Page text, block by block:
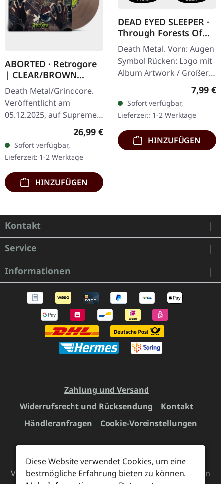
ABORTED · Retrogore
| CLEAR/BROWN
MARBLED LP
Death Metal/Grindcore.
Veröffentlicht am
05.12.2025, auf Supreme
Clear/Braun "Zombified
Cream" marmoriertes
Vinyl. Limitiert auf 200…
Regulärer Preis:
26,99 €
Sofort verfügbar,
Lieferzeit: 1-2 Werktage
HINZUFÜGEN
DEAD EYED SLEEPER ·
Through Forests Of
Nonentities Bug TS |
T-SHIRT L
Death Metal. Vorn: Augen
Symbol Rücken: Logo mit
Album Artwork / Großer
stilisierter Käfer 100%
Baumwolle, Fruit Of The
Loom Heavy Cotton
7,99 €
Sofort verfügbar,
Lieferzeit: 1-2 Werktage
HINZUFÜGEN
Kontakt
Service
Informationen
Zahlung und Versand
Widerrufsrecht und Rücksendung
Kontakt
Händleranfragen
Cookie-Voreinstellungen
Alle Preise inkl. gesetzl. Mehrwertsteuer zzgl.
Versandkostenund ggf. Nachnahmegebühren, wenn
Diese Website verwendet Cookies, um eine
bestmögliche Erfahrung bieten zu können.